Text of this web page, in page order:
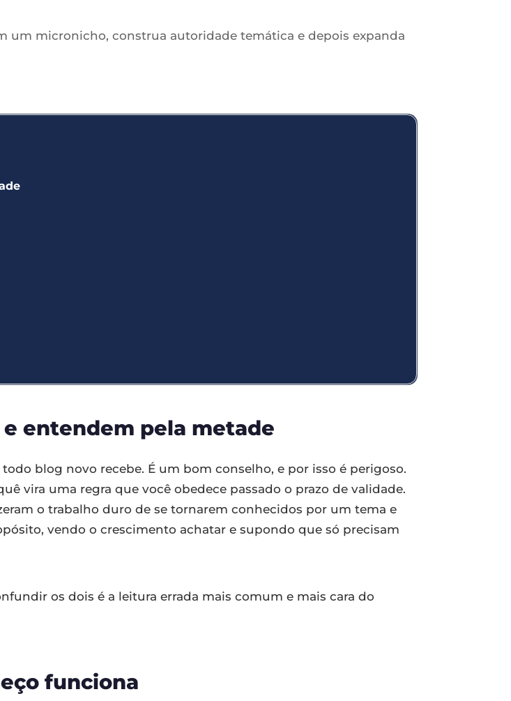
um micronicho, construa autoridade temática e depois expanda
entendem pela metade
blog novo recebe. É um bom conselho, e por isso é perigoso.
vira uma regra que você obedece passado o prazo de validade.
o trabalho duro de se tornarem conhecidos por um tema e
vendo o crescimento achatar e supondo que só precisam
os dois é a leitura errada mais comum e mais cara do
funciona